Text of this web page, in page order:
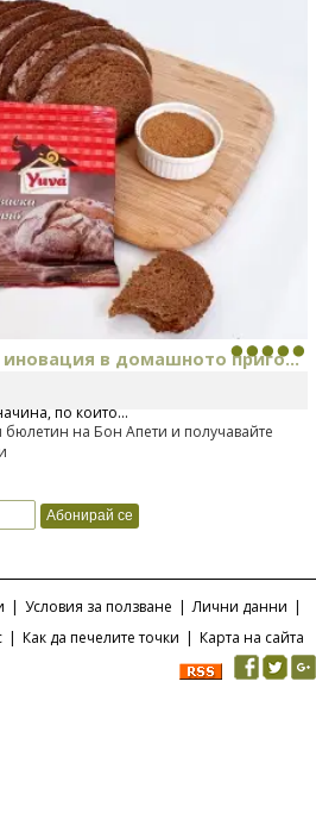
иновация в домашното приго...
предлагането на изцяло нов
по който...
на Бон Апети и получавайте
| Условия за ползване | Лични данни |
| Как да печелите точки | Карта на сайта